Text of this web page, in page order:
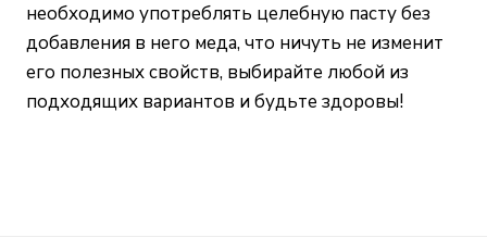
необходимо употреблять целебную пасту без
добавления в него меда, что ничуть не изменит
его полезных свойств, выбирайте любой из
подходящих вариантов и будьте здоровы!